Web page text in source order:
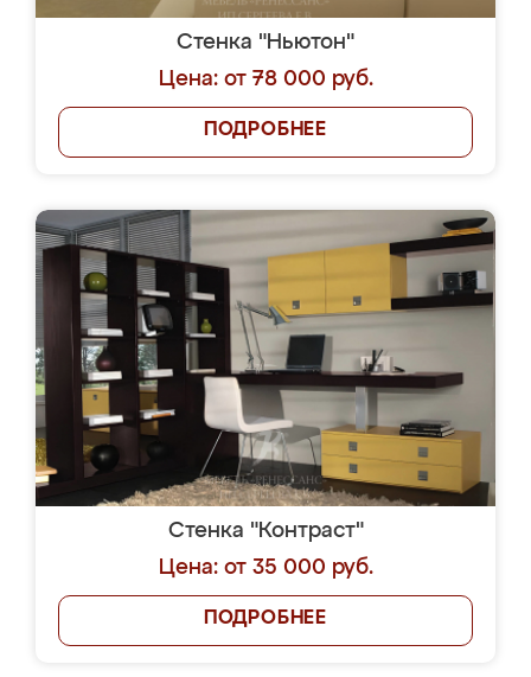
Стенка "Ньютон"
Цена: от 78 000 руб.
ПОДРОБНЕЕ
Стенка "Контраст"
Цена: от 35 000 руб.
ПОДРОБНЕЕ